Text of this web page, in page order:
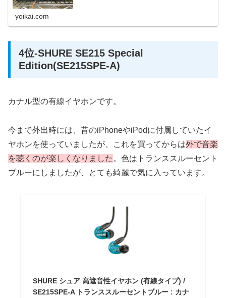
yoikai.com
4位-SHURE SE215 Special
Edition(SE215SPE-A)
カナル型の有線イヤホンです。
今まで外出時には、昔のiPhoneやiPodに付属していたイ
ヤホンを使っていましたが、これを買ってからは外で音楽
を聴くのが楽しくなりました 。色はトランススルーセント
ブルーにしましたが、とても綺麗で気に入っています。
SHURE シュア 高遮音性イヤホン (有線タイプ) /
SE215SPE-A トランススルーセントブルー : カナ